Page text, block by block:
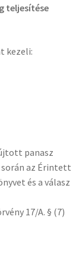
teljesítése
kezeli:
panasz
az Érintett
és a válasz
17/A. § (7)